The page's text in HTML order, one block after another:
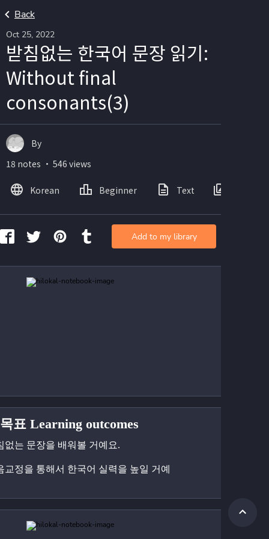
Back
Oct 25, 2022
받침없는 한국어 문장 읽기:
Without final
consonants(3)
표 Learning outcomes
는 문장을 배워볼 거예요.
정을 통해서 한국어 실력을 높일 거예
By
18 notes ・ 546 views
Korean Beginner Text
Add to my library